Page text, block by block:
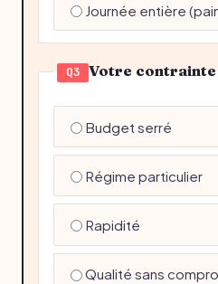
Journée entière
Q3 Votre contrainte
Budget serré
Régime particulier
Rapidité
Qualité sans